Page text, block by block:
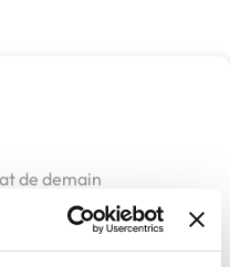
de demain